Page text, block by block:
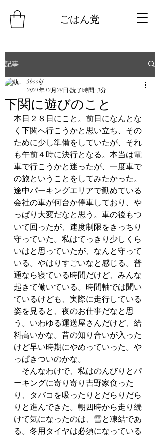
ごはん党
記事
下関に遊びのこと
5bookj
2021年12月28日 読了時間: 3分
本日２８日にこと。前日になんとな
く下関へ行こうかと思い立ち、その
ために少し準備をしていたが、それ
も午前４時に決行となる。本当は電
車で行こうかと迷ったが、一度車で
の旅ということをしてみたかった。
途中パーキングエリアで勤めている
会社の車が何台か停車しており、や
っぱり大変だなと思う。車の後もつ
いて回ったが、速度制限をきっちり
守っていた。私はてっきり少しくら
いはと思っていたが、なんと守って
いる。やはりすごいなと感じる。普
通なら寝ている時間だけど、みんな
起きて働いている。時間軸では聞い
ているけども、実際に走行している
姿を見ると、夜のお仕事だなと思
う。いわゆる運送屋さんだけど、給
料高いかな。昔の知り合いが入った
けど早い時期にやめっていった。や
っぱきついのかな。
そんなわけで、私はのんびりとパ
ーキングに寄り寄り吉野家食った
り、タバコを吸ったりとだらりだら
りと進んできた。朝四時から走り続
けて気になったのは、雪と凍結であ
る。冬用タイヤは必須になっている